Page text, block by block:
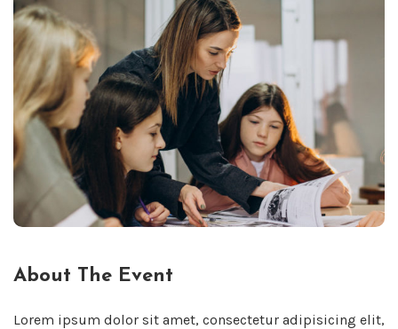
About The Event
Lorem ipsum dolor sit amet, consectetur adipisicing elit,